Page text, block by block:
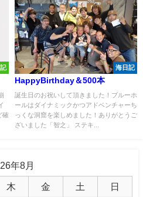
確
海日記
HappyBirthday＆500本
誕生日のお祝いして頂きました！ブルーホ
ールはダイナミックかつアドベンチャーち
っくな洞窟を楽しめました！ありがとうご
ざいました「智之」 ステキ...
年8月
木 金 土 日